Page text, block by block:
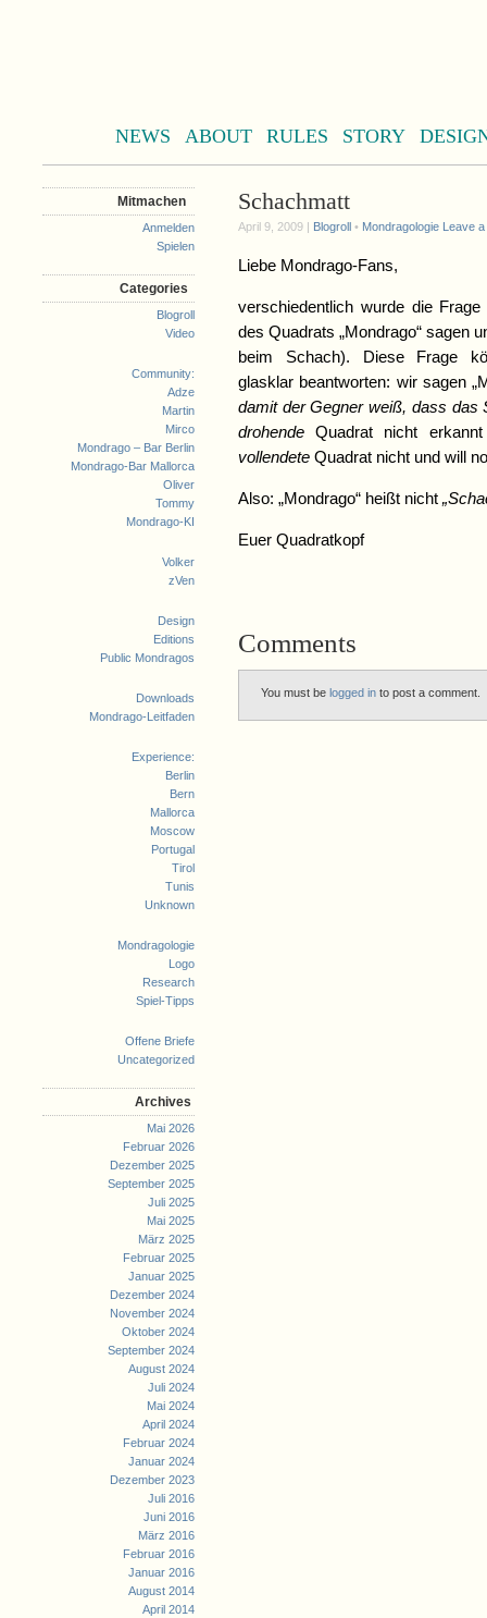
NEWS ABOUT RULES STORY
Mitmachen
Anmelden
Spielen
Categories
Blogroll
Video
Community:
Adze
Martin
Mirco
Mondrago – Bar Berlin
Mondrago-Bar Mallorca
Oliver
Tommy
Mondrago-KI
Volker
zVen
Design
Editions
Public Mondragos
Downloads
Mondrago-Leitfaden
Experience:
Berlin
Bern
Mallorca
Moscow
Portugal
Tirol
Tunis
Unknown
Mondragologie
Logo
Research
Spiel-Tipps
Offene Briefe
Uncategorized
Archives
Mai 2026
Februar 2026
Dezember 2025
September 2025
Juli 2025
Mai 2025
März 2025
Februar 2025
Januar 2025
Dezember 2024
November 2024
Oktober 2024
September 2024
August 2024
Juli 2024
Mai 2024
April 2024
Februar 2024
Januar 2024
Dezember 2023
Juli 2016
Juni 2016
März 2016
Februar 2016
Januar 2016
August 2014
April 2014
Schachmatt
April 9, 2009 | Blogroll • Mondragologie Leave
Liebe Mondrago-Fans,
verschiedentlich wurde die
des Quadrats „Mondrago“ sagen
beim Schach). Diese Frage
glasklar beantworten: wir sagen
damit der Gegner weiß, dass das
drohende Quadrat nicht
vollendete Quadrat nicht und will
Also: „Mondrago“ heißt nicht
Euer Quadratkopf
Comments
You must be logged in to post a comment.